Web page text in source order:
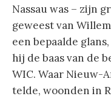
Nassau was – zijn
geweest van
een bepaalde
hij de baas van de
WIC. Waar Nieuw-
telde, woonden in